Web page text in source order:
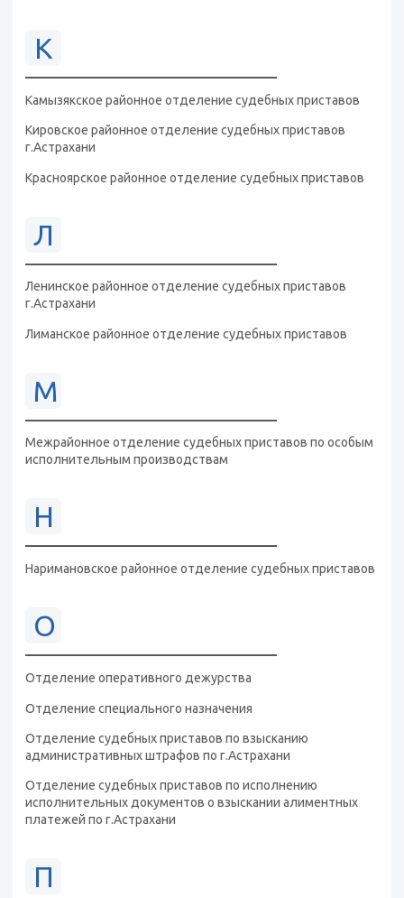
К
Камызякское районное отделение судебных приставов
Кировское районное отделение судебных приставов
г.Астрахани
Красноярское районное отделение судебных приставов
Л
Ленинское районное отделение судебных приставов
г.Астрахани
Лиманское районное отделение судебных приставов
М
Межрайонное отделение судебных приставов по особым
исполнительным производствам
Н
Наримановское районное отделение судебных приставов
О
Отделение оперативного дежурства
Отделение специального назначения
Отделение судебных приставов по взысканию
административных штрафов по г.Астрахани
Отделение судебных приставов по исполнению
исполнительных документов о взыскании алиментных
платежей по г.Астрахани
П